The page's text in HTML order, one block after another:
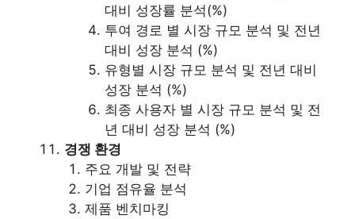
대비 성장률 분석(%)
투여 경로 별 시장 규모 분석 및 전년
대비 성장 분석 (%)
유형별 시장 규모 분석 및 전년 대비
성장 분석 (%)
최종 사용자 별 시장 규모 분석 및 전
년 대비 성장 분석 (%)
경쟁 환경
주요 개발 및 전략
기업 점유율 분석
제품 벤치마킹